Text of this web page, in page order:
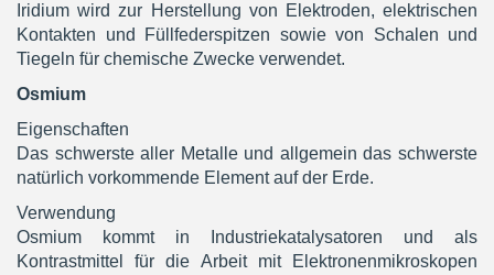
Iridium wird zur Herstellung von Elektroden, elektrischen
Kontakten und Füllfederspitzen sowie von Schalen und
Tiegeln für chemische Zwecke verwendet.
Osmium
Eigenschaften
Das schwerste aller Metalle und allgemein das schwerste
natürlich vorkommende Element auf der Erde.
Verwendung
Osmium kommt in Industriekatalysatoren und als
Kontrastmittel für die Arbeit mit Elektronenmikroskopen